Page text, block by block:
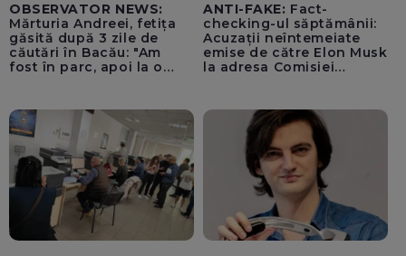
OBSERVATOR NEWS:
Mărturia Andreei, fetița
găsită după 3 zile de
căutări în Bacău: "Am
fost în parc, apoi la o
ANTI-FAKE: Fact-
checking-ul săptămânii:
Acuzații neîntemeiate
emise de către Elon Musk
la adresa Comisiei
pentru instaurarea
„cenzurii” pe platforma X